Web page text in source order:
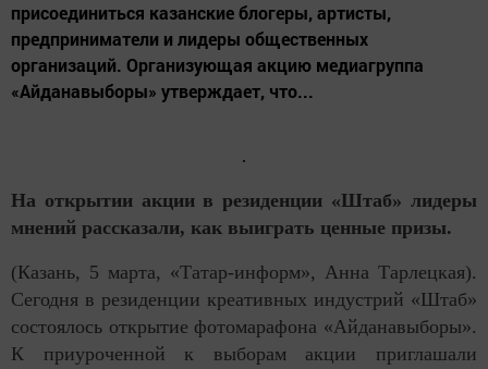
присоединиться казанские блогеры, артисты,
предприниматели и лидеры общественных
организаций. Организующая акцию медиагруппа
«Айданавыборы» утверждает, что...
На открытии акции в резиденции «Штаб» лидеры
мнений рассказали, как выиграть ценные призы.
(Казань, 5 марта, «Татар-информ», Анна Тарлецкая).
Сегодня в резиденции креативных индустрий «Штаб»
состоялось открытие фотомарафона «Айданавыборы».
К приуроченной к выборам акции приглашали